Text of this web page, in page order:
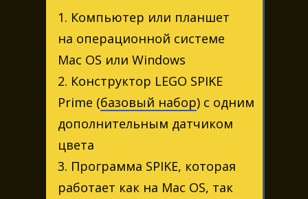
1. Компьютер или планшет
на операционной системе
Mac OS или Windows
2. Конструктор LEGO SPIKE
Prime (базовый набор) с одним
дополнительным датчиком
цвета
3. Программа SPIKE, которая
работает как на Mac OS, так